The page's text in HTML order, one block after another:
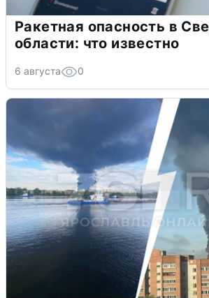
Ракетная опасность в
области: что известно
6 августа 0